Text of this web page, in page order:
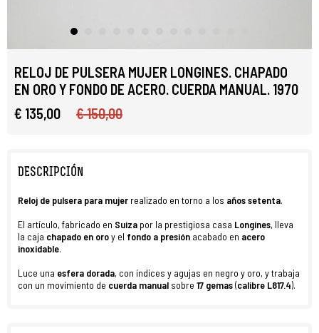
RELOJ DE PULSERA MUJER LONGINES. CHAPADO
EN ORO Y FONDO DE ACERO. CUERDA MANUAL. 1970
€ 135,00
€ 150,00
DESCRIPCIÓN
Reloj de pulsera para mujer realizado en torno a los años setenta.
El artículo, fabricado en Suiza por la prestigiosa casa Longines, lleva
la caja chapado en oroy el fondo a presión acabado en acero
inoxidable.
Luce una esfera dorada, con índices y agujas en negro y oro, y trabaja
con un movimiento de cuerda manual sobre 17 gemas(calibre L817.4).